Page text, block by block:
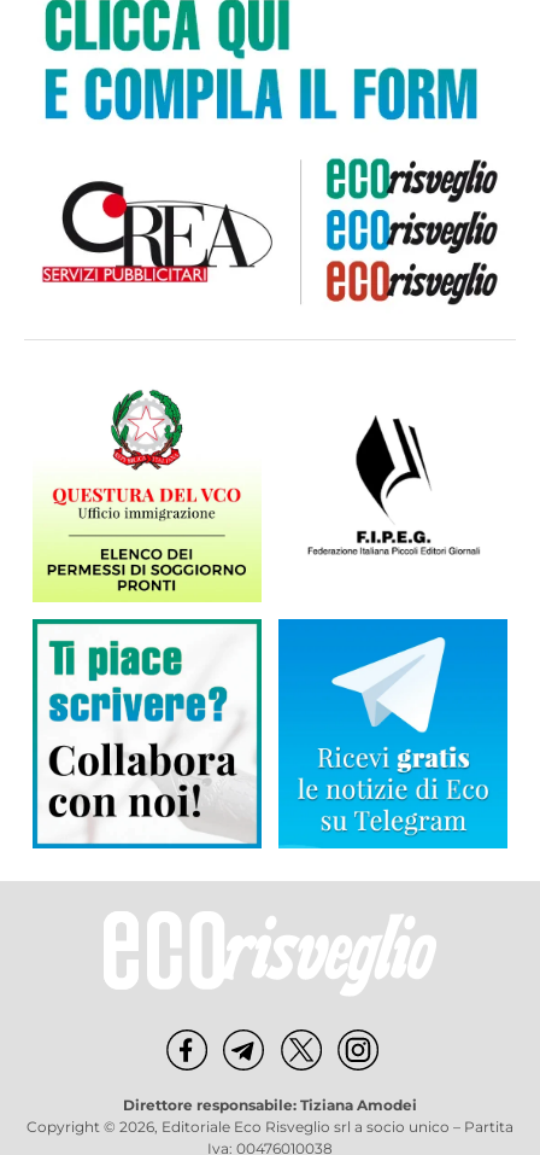
Direttore responsabile: Tiziana Amodei
Copyright © 2026, Editoriale Eco Risveglio srl a socio unico – Partita
Iva: 00476010038